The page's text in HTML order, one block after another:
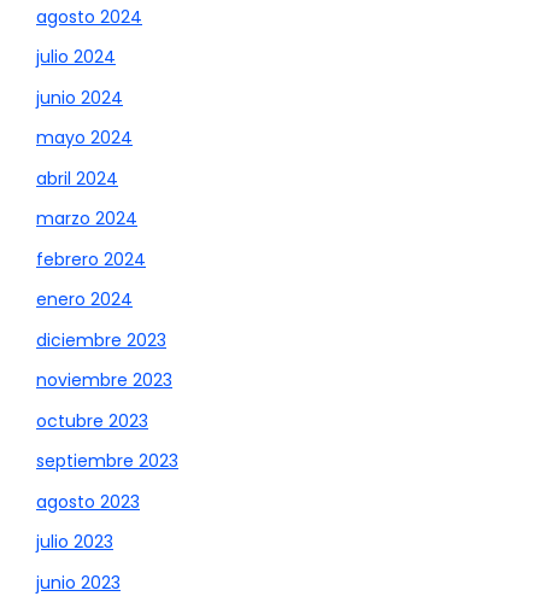
agosto 2024
julio 2024
junio 2024
mayo 2024
abril 2024
marzo 2024
febrero 2024
enero 2024
diciembre 2023
noviembre 2023
octubre 2023
septiembre 2023
agosto 2023
julio 2023
junio 2023